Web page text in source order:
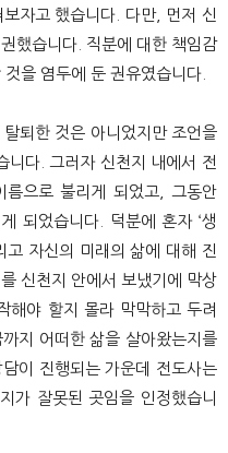
자고 했습니다. 다만, 먼저 신
했습니다. 직분에 대한 책임감
을 염두에 둔 권유였습니다.
퇴한 것은 아니었지만 조언을
니다. 그러자 신천지 내에서 전
름으로 불리게 되었고, 그동안
되었습니다. 덕분에 혼자 ‘생
고 자신의 미래의 삶에 대해 진
신천지 안에서 보냈기에 막상
해야 할지 몰라 막막하고 두려
지 어떠한 삶을 살아왔는지를
이 진행되는 가운데 전도사는
가 잘못된 곳임을 인정했습니